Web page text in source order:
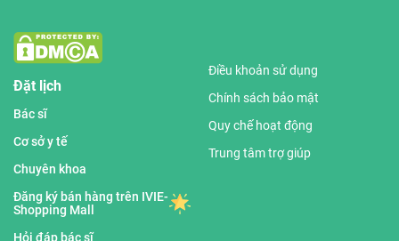
Đặt lịch
Bác sĩ
Cơ sở y tế
Chuyên khoa
Đăng ký bán hàng trên IVIE-
Shopping Mall
Hỏi đáp bác sĩ
Điều khoản sử dụng
Chính sách bảo mật
Quy chế hoạt động
Trung tâm trợ giúp